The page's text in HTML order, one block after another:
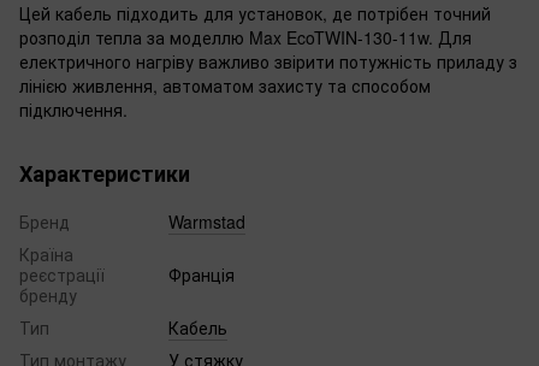
Цей кабель підходить для установок, де потрібен точний
розподіл тепла за моделлю Max EcoTWIN-130-11w. Для
електричного нагріву важливо звірити потужність приладу з
лінією живлення, автоматом захисту та способом
підключення.
Характеристики
Бренд
Warmstad
Країна
реєстрації
бренду
Франція
Тип
Кабель
Тип монтажу
У стяжку